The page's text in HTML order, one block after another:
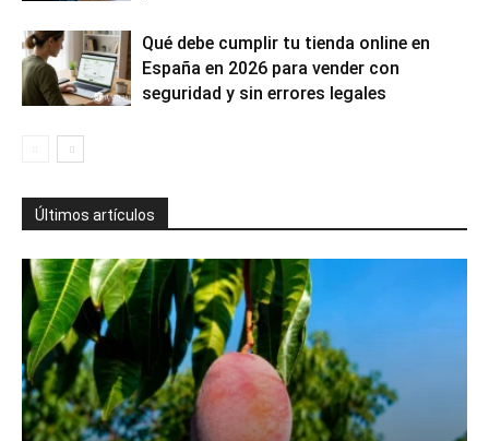
Qué debe cumplir tu tienda online en
España en 2026 para vender con
seguridad y sin errores legales
Últimos artículos